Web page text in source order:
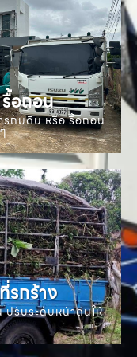
อถอน
ถมดิน หรือ รื้อถอน
รกร้าง
รับระดับหน้าดินให้